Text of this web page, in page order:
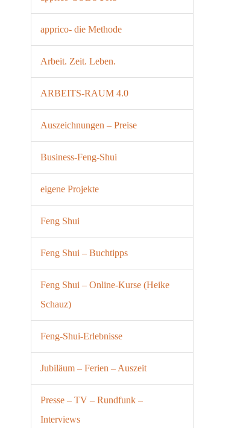
apprico- die Methode
Arbeit. Zeit. Leben.
ARBEITS-RAUM 4.0
Auszeichnungen – Preise
Business-Feng-Shui
eigene Projekte
Feng Shui
Feng Shui – Buchtipps
Feng Shui – Online-Kurse (Heike
Schauz)
Feng-Shui-Erlebnisse
Jubiläum – Ferien – Auszeit
Presse – TV – Rundfunk –
Interviews